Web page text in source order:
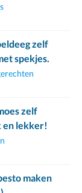
zelf
spekjes.
zelf
en lekker!
maken